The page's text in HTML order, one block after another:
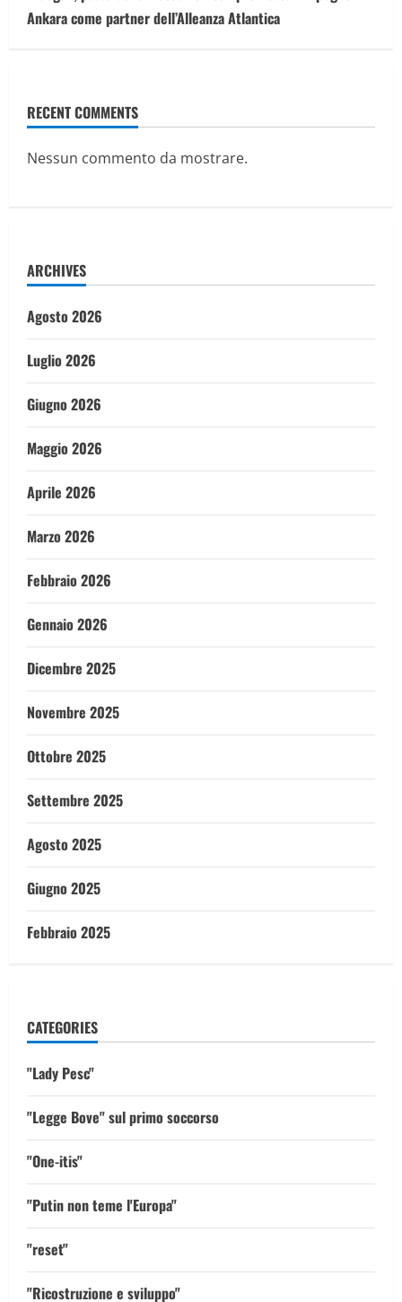
Ankara come partner dell’Alleanza Atlantica
RECENT COMMENTS
Nessun commento da mostrare.
ARCHIVES
Agosto 2026
Luglio 2026
Giugno 2026
Maggio 2026
Aprile 2026
Marzo 2026
Febbraio 2026
Gennaio 2026
Dicembre 2025
Novembre 2025
Ottobre 2025
Settembre 2025
Agosto 2025
Giugno 2025
Febbraio 2025
CATEGORIES
"Lady Pesc"
"Legge Bove" sul primo soccorso
"One-itis"
"Putin non teme l'Europa"
"reset"
"Ricostruzione e sviluppo"